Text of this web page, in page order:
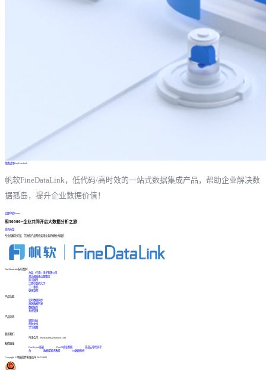
免费试用FineDataLink
帆软FineDataLink，低代码/高时效的一站式数据集成产品，帮助企业解决数
据孤岛，提升企业数据价值！
立即体验Demo
和30000+企业共同开启大数据分析之旅
咨询方案
专业的解决方案、先进的产品帮您实现业务的爆发式增长
FineDataLink标杆案例
台晶（宁波）电子有限公司
某交通高速公路集团
浙江国贸
江西中医药大学
三一重机
更多案例
产品功能
实时数据同步
高效数据开发
数据服务
系统管理
产品动态
更新日志
帮助文档
学习视频
联系我们
市场合作：finedatalink@fanruan.com
友情链接
FineReport报表
FineBI商业智能
简道云零代码平
台
数据库知识教程 BI数据分析
Copyright © 帆软软件有限公司 2015-2026